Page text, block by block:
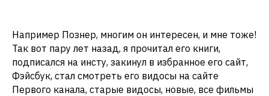
Например Познер, многим он интересен, и мне тоже!
Так вот пару лет назад, я прочитал его книги,
подписался на инсту, закинул в избранное его сайт,
Фэйсбук, стал смотреть его видосы на сайте
Первого канала, старые видосы, новые, все фильмы